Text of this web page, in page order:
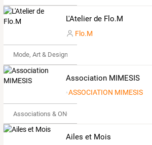
L'Atelier de Flo.M
Flo.M
Mode, Art & Design
Association MIMESIS
ASSOCIATION MIMESIS
Associations & ONG
Ailes et Mois